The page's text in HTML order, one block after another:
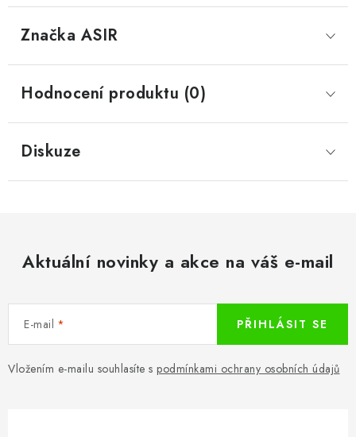
Značka ASIR
Hodnocení produktu (0)
Diskuze
Aktuální novinky a akce na váš e-mail
E-mail
Vložením e-mailu souhlasíte s podmínkami ochrany osobních údajů
PŘIHLÁSIT SE